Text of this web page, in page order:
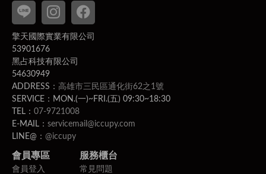
擎天國際實業有限公司
53901676
黑占科技有限公司
54630949
ADDRESS： 高雄市三民區通化街62之1號
SERVICE：MON.(一)~FRI.(五) 09:30~18:30
TEL： 07-9721008
E-MAIL： servicemail@iccupy.com
LINE@： @iccupy
會員專區
會員登入
服務櫃台
常見問題